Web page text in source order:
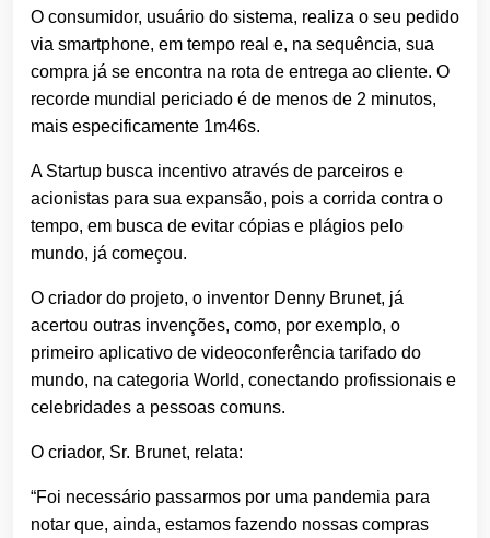
O consumidor, usuário do sistema, realiza o seu pedido
via smartphone, em tempo real e, na sequência, sua
compra já se encontra na rota de entrega ao cliente. O
recorde mundial periciado é de menos de 2 minutos,
mais especificamente 1m46s.
A Startup busca incentivo através de parceiros e
acionistas para sua expansão, pois a corrida contra o
tempo, em busca de evitar cópias e plágios pelo
mundo, já começou.
O criador do projeto, o inventor Denny Brunet, já
acertou outras invenções, como, por exemplo, o
primeiro aplicativo de videoconferência tarifado do
mundo, na categoria World, conectando profissionais e
celebridades a pessoas comuns.
O criador, Sr. Brunet, relata:
“Foi necessário passarmos por uma pandemia para
notar que, ainda, estamos fazendo nossas compras